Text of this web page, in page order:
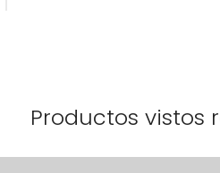
Productos vistos